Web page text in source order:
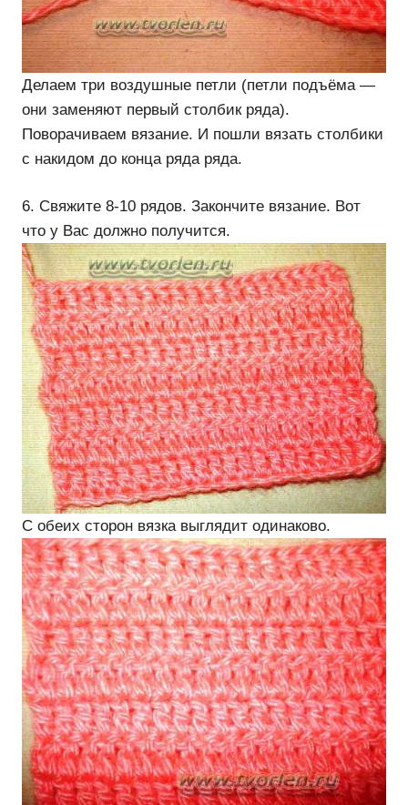
Делаем три воздушные петли (петли подъёма —
они заменяют первый столбик ряда).
Поворачиваем вязание. И пошли вязать столбики
с накидом до конца ряда ряда.
6. Свяжите 8-10 рядов. Закончите вязание. Вот
что у Вас должно получится.
С обеих сторон вязка выглядит одинаково.